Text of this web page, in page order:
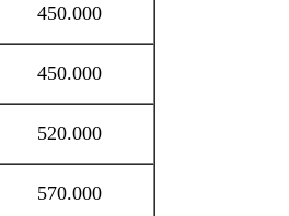
450.000
450.000
520.000
570.000